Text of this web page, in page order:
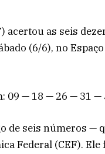
acertou as seis
(6/6), no
09 — 18 — 26 — 31 —
de seis números —
Federal (CEF).